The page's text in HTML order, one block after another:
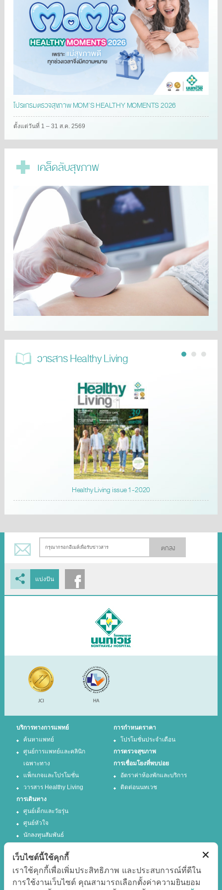
โปรแกรมตรวจสุขภาพ MOM’S HEALTHY MOMENTS 2026
ตั้งแต่วันที่ 1 – 31 ส.ค. 2569
เคล็ดลับสุขภาพ
วารสาร Healthy Living
Healthy Living issue 1-2020
ตกลง
แบ่งปัน
บริการทางการแพทย์
ค้นหาแพทย์
ศูนย์การแพทย์และคลินิก
เฉพาะทาง
แพ็กเกจและโปรโมชั่น
วารสาร Healthy Living
การกำหนดราคา
โปรโมชั่นประจำเดือน
การตรวจสุขภาพ
การเชื่อมโยงที่พบบ่อย
อัตราค่าห้องพักและบริการ
ติดต่อนนทเวช
การเดินทาง
ศูนย์เด็กและวัยรุ่น
ศูนย์หัวใจ
นักลงทุนสัมพันธ์
Facebook Twitter
เว็บไซต์นี้ใช้คุกกี้
เราใช้คุกกี้เพื่อเพิ่มประสิทธิภาพ และประสบการณ์ที่ดีใน
การใช้งานเว็บไซต์ คุณสามารถเลือกตั้งค่าความยินยอม